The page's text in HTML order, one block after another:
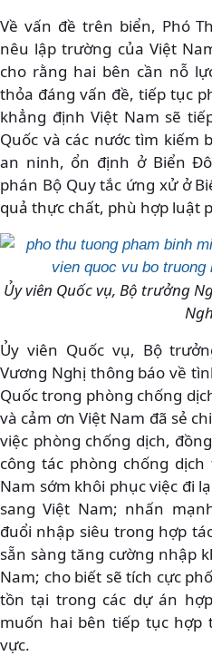
Về vấn đề trên biển, Phó
nêu lập trường của Việt
cho rằng hai bên cần nỗ
thỏa đáng vấn đề, tiếp tục
khẳng định Việt Nam sẽ
Quốc và các nước tìm kiếm
an ninh, ổn định ở Biển
phán Bộ Quy tắc ứng xử ở
quả thực chất, phù hợp luật
Ủy viên Quốc vụ, Bộ trưởng
Ủy viên Quốc vụ, Bộ
Vương Nghị thông báo về
Quốc trong phòng chống
và cảm ơn Việt Nam đã sẻ
việc phòng chống dịch,
công tác phòng chống
Nam sớm khôi phục việc đi
sang Việt Nam; nhấn
đuổi nhập siêu trong hợp
sẵn sàng tăng cường nhập
Nam; cho biết sẽ tích cực
tồn tại trong các dự án
muốn hai bên tiếp tục hợp
vực.